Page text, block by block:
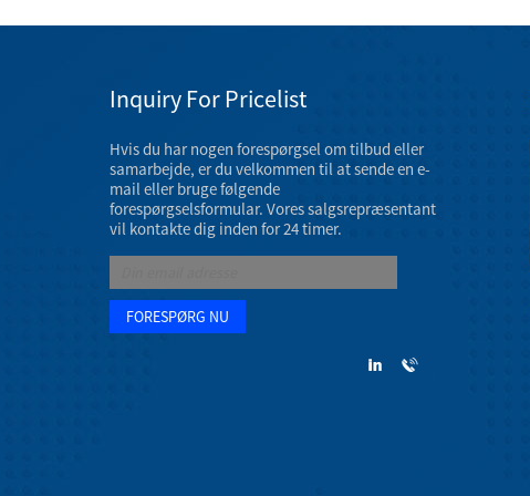
Inquiry For Pricelist
Hvis du har nogen forespørgsel om tilbud eller
samarbejde, er du velkommen til at sende en e-
mail eller bruge følgende
forespørgselsformular. Vores salgsrepræsentant
vil kontakte dig inden for 24 timer.
Udstilling af keramiske maskindele i marts 2023
AAOS 2023 årsmøde finder sted 7. - 11. marts 2023 på
Venetian Convention & Expo Center i Las Vegas.